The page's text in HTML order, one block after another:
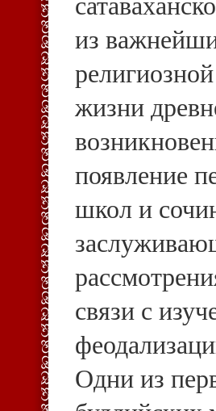
из
жизни
появление
школ и
связи с
Одни из